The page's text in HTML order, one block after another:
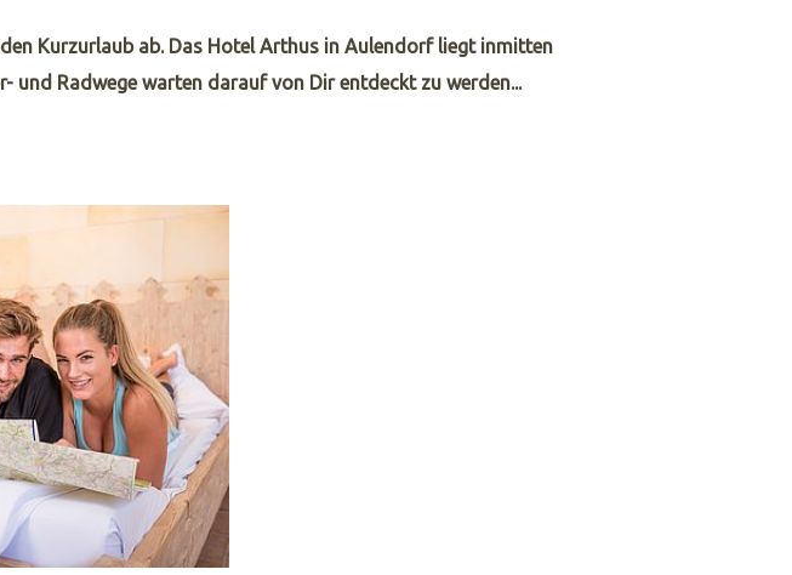
Kurzurlaub ab. Das Hotel Arthus in Aulendorf liegt inmitten
und Radwege warten darauf von Dir entdeckt zu werden...